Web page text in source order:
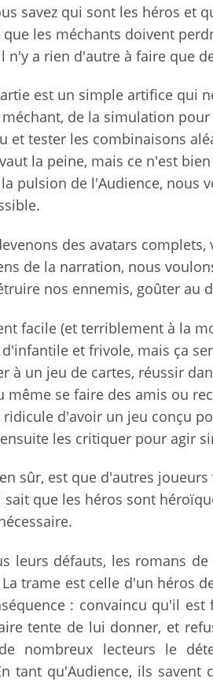
savez qui sont les héros et
les méchants doivent
n'y a rien d'autre à faire que
est un simple artifice qui
de la simulation
et tester les combinaisons
la peine, mais ce n'est
pulsion de l'Audience, nous
des avatars
de la narration, nous
nos ennemis, goûter au
facile (et terriblement à la
et frivole, mais ça
à un jeu de cartes, réussir
même se faire des amis ou
d'avoir un jeu conçu
les critiquer pour agir
sûr, est que d'autres
que les héros sont
leurs défauts, les romans de
trame est celle d'un héros
: convaincu qu'il
tente de lui donner, et
nombreux lecteurs le
tant qu'Audience, ils